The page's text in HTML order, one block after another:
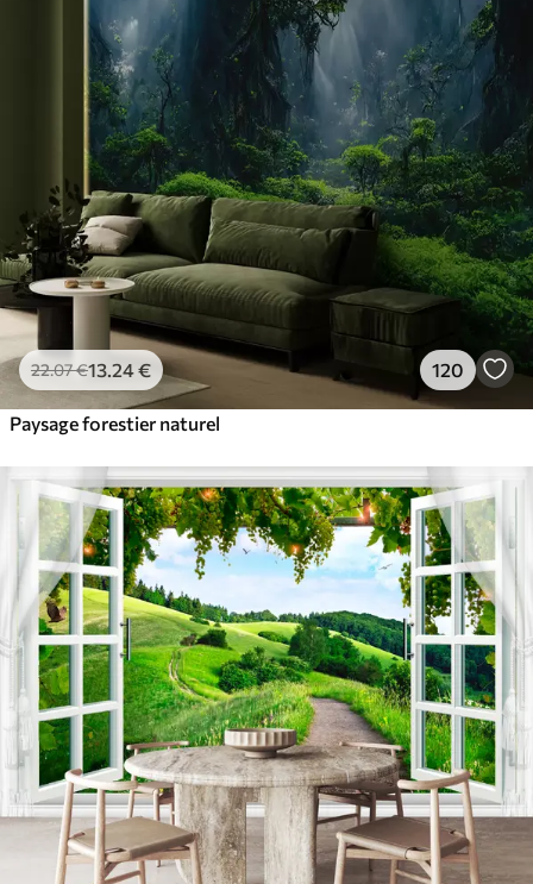
22.07€13 .24€ 120
Paysage forestier naturel